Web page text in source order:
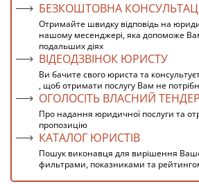
БЕЗКОШТОВНА
Отримайте швидку відповідь на
нашому месенджері, яка допоможе
подальших діях
ВІДЕОДЗВІНОК ЮРИСТУ
Ви бачите свого юриста та
, щоб отримати послугу Вам не
ОГОЛОСІТЬ ВЛАСНИЙ ТЕНДЕР
Про надання юридичної послуги та
пропозицію
КАТАЛОГ ЮРИСТІВ
Пошук виконавця для вирішення
фильтрами, показниками та